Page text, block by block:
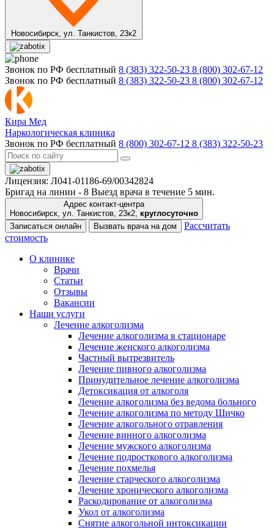
Новосибирск, ул. Танкистов, 23к2
Звонок по РФ бесплатный 8 (383) 322-50-23 8 (800) 302-67-12
Звонок по РФ бесплатный 8 (383) 322-50-23 8 (800) 302-67-12
Кира Мед
Наркологическая клиника
Звонок по РФ бесплатный 8 (800) 302-67-12 8 (383) 322-50-23
Лицензия: Л041-01186-69/00342824
Бригад на линии - 8 Выезд врача в течение 5 мин.
Адрес контакт-центра
Новосибирск, ул. Танкистов, 23к2, круглосуточно
Записаться онлайн
Вызвать врача на дом
Рассчитать
стоимость
О клинике
Врачи
Статьи
Отзывы
Вакансии
Наши услуги
Лечение алкоголизма
Лечение алкоголизма в стационаре
Лечение женского алкоголизма
Частный вытрезвитель
Лечение пивного алкоголизма
Принудительное лечение алкоголизма
Детоксикация от алкоголя
Лечение алкоголизма без ведома больного
Лечение алкоголизма по методу Шичко
Лечение алкогольного отравления
Лечение винного алкоголизма
Лечение мужского алкоголизма
Лечение подросткового алкоголизма
Лечение похмелья
Лечение старческого алкоголизма
Лечение хронического алкоголизма
Раскодирование от алкоголизма
Укол от алкоголизма
Снятие алкогольной интоксикации